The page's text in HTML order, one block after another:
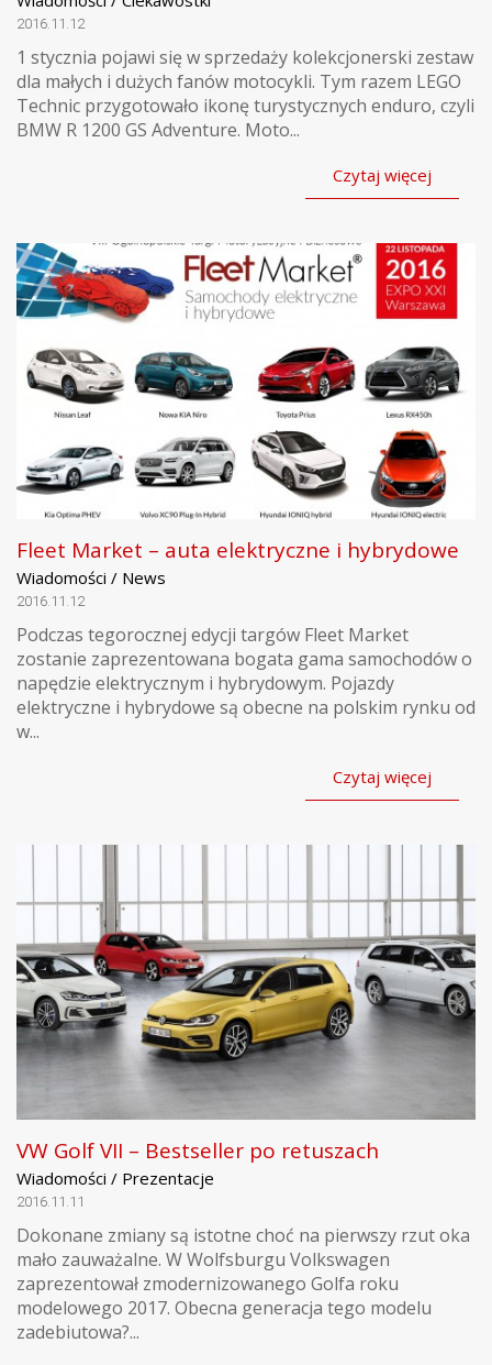
2016.11.12
1 stycznia pojawi się w sprzedaży kolekcjonerski zestaw
dla małych i dużych fanów motocykli. Tym razem LEGO
Technic przygotowało ikonę turystycznych enduro, czyli
BMW R 1200 GS Adventure. Moto...
Czytaj więcej
Fleet Market – auta elektryczne i hybrydowe
Wiadomości / News
2016.11.12
Podczas tegorocznej edycji targów Fleet Market
zostanie zaprezentowana bogata gama samochodów o
napędzie elektrycznym i hybrydowym. Pojazdy
elektryczne i hybrydowe są obecne na polskim rynku od
w...
Czytaj więcej
VW Golf VII – Bestseller po retuszach
Wiadomości / Prezentacje
2016.11.11
Dokonane zmiany są istotne choć na pierwszy rzut oka
mało zauważalne. W Wolfsburgu Volkswagen
zaprezentował zmodernizowanego Golfa roku
modelowego 2017. Obecna generacja tego modelu
zadebiutowa?...